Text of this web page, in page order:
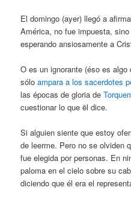
El domingo (ayer) llegó a
América, no fue impuesta,
esperando ansiosamente a
O es un ignorante (éso es
sóloampara a los sacerdotes
las épocas de gloria de
cuestionar lo que ël dice.
Si alguien siente que estoy
de leerme. Pero no se olviden
fue elegida por personas. En
paloma en el cielo sobre su
diciendo que él era el